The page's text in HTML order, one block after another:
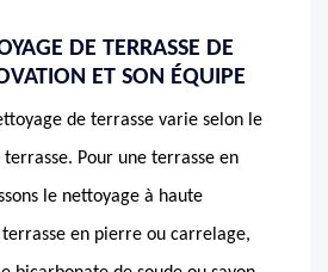
DE TERRASSE DE
ET SON ÉQUIPE
de terrasse varie selon le
Pour une terrasse en
le nettoyage à haute
en pierre ou carrelage,